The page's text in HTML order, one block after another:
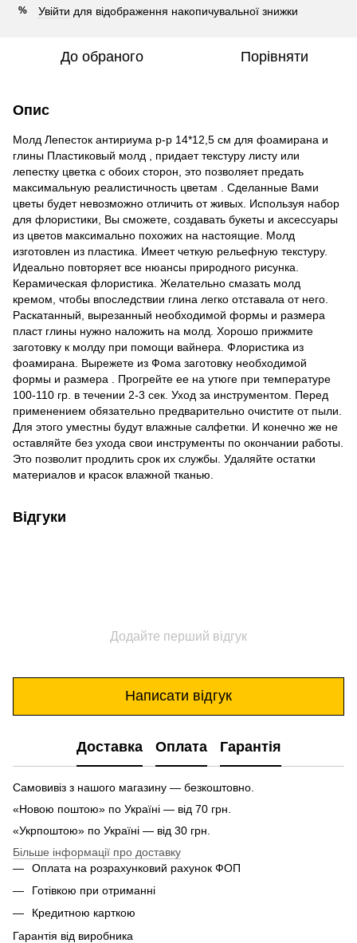
% Увійти для відображення накопичувальної знижки
До обраного Порівняти
Опис
Молд Лепесток антириума р-р 14*12,5 см для фоамирана и
глины Пластиковый молд , придает текстуру листу или
лепестку цветка с обоих сторон, это позволяет предать
максимальную реалистичность цветам . Сделанные Вами
цветы будет невозможно отличить от живых. Используя набор
для флористики, Вы сможете, создавать букеты и аксессуары
из цветов максимально похожих на настоящие. Молд
изготовлен из пластика. Имеет четкую рельефную текстуру.
Идеально повторяет все нюансы природного рисунка.
Керамическая флористика. Желательно смазать молд
кремом, чтобы впоследствии глина легко отставала от него.
Раскатанный, вырезанный необходимой формы и размера
пласт глины нужно наложить на молд. Хорошо прижмите
заготовку к молду при помощи вайнера. Флористика из
фоамирана. Вырежете из Фома заготовку необходимой
формы и размера . Прогрейте ее на утюге при температуре
100-110 гр. в течении 2-3 сек. Уход за инструментом. Перед
применением обязательно предварительно очистите от пыли.
Для этого уместны будут влажные салфетки. И конечно же не
оставляйте без ухода свои инструменты по окончании работы.
Это позволит продлить срок их службы. Удаляйте остатки
материалов и красок влажной тканью.
Відгуки
Додайте перший відгук
Написати відгук
Доставка Оплата Гарантія
Самовивіз з нашого магазину — безкоштовно.
«Новою поштою» по Україні — від 70 грн.
«Укрпоштою» по Україні — від 30 грн.
Більше інформації про доставку
Оплата на розрахунковий рахунок ФОП
Готівкою при отриманні
Кредитною карткою
Гарантія від виробника